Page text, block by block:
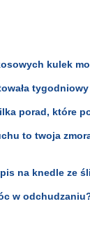
kulek
porad, które
to twoja
na knedle ze
w